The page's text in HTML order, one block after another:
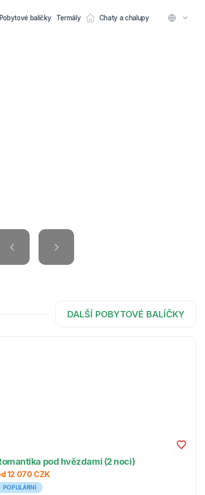
Pobytové balíčky Termály Chaty a chalupy
DALŠÍ POBYTOVÉ BALÍČKY
pod hvězdami (2 noci)
12 070 CZK
POPULÁRNÍ